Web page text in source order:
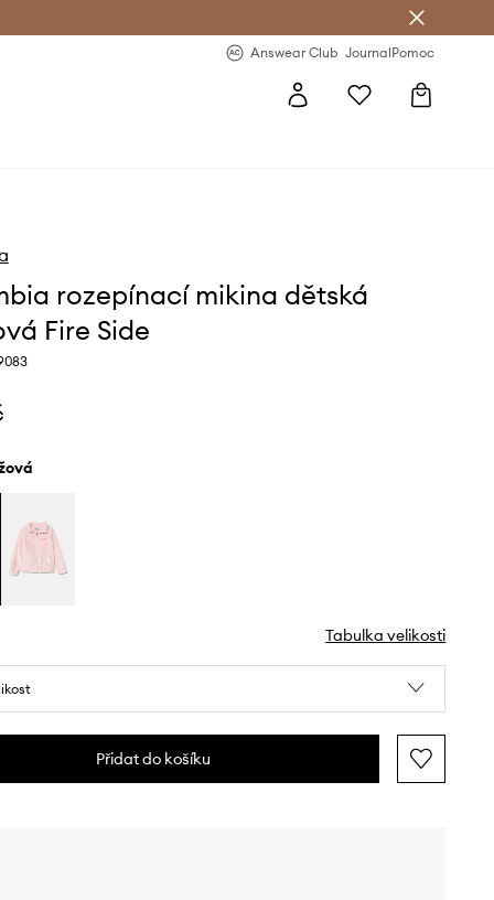
Answear Club JournalPomoc
rozepínací mikina dětská
Fire Side
Tabulka velikosti
Přidat do košíku